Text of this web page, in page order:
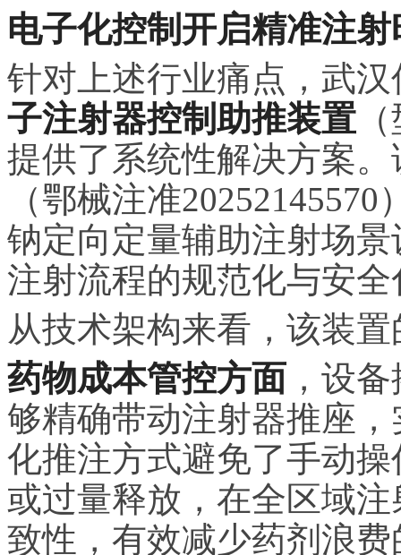
电子化控制开启精准注射
针对上述行业痛点，武
子注射器控制助推装置
提供了系统性解决方案
（鄂械注准
钠定向定量辅助注射场
注射流程的规范化与安全
从技术架构来看，该装
药物成本管控方面 ，设
够精确带动注射器推座
化推注方式避免了手动
或过量释放，在全区域
致性，有效减少药剂浪